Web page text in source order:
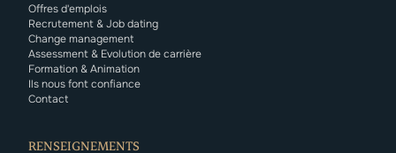
Cookies
déposés sur votre appareil. Nous vous laissons la possibilité de
Offres d'emplois
Recrutement & Job dating
Change management
Assessment & Evolution de carrière
Formation & Animation
Ils nous font confiance
Contact
RENSEIGNEMENTS